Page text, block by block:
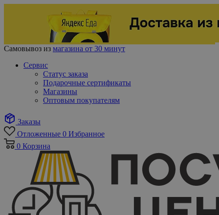
Самовывоз из магазина от 30 минут
Сервис
Статус заказа
Подарочные сертификаты
Магазины
Оптовым покупателям
Заказы
Отложенные 0 Избранное
0 Корзина